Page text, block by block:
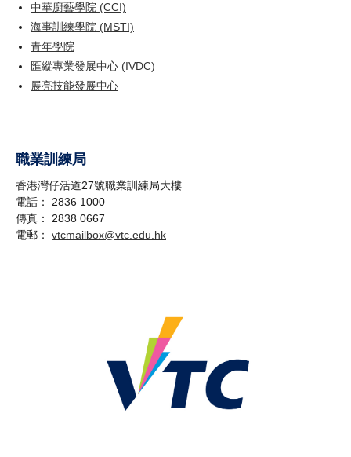
中華廚藝學院 (CCI)
海事訓練學院 (MSTI)
青年學院
匯縱專業發展中心 (IVDC)
展亮技能發展中心
職業訓練局
香港灣仔活道27號職業訓練局大樓
電話： 2836 1000
傳真： 2838 0667
電郵： vtcmailbox@vtc.edu.hk